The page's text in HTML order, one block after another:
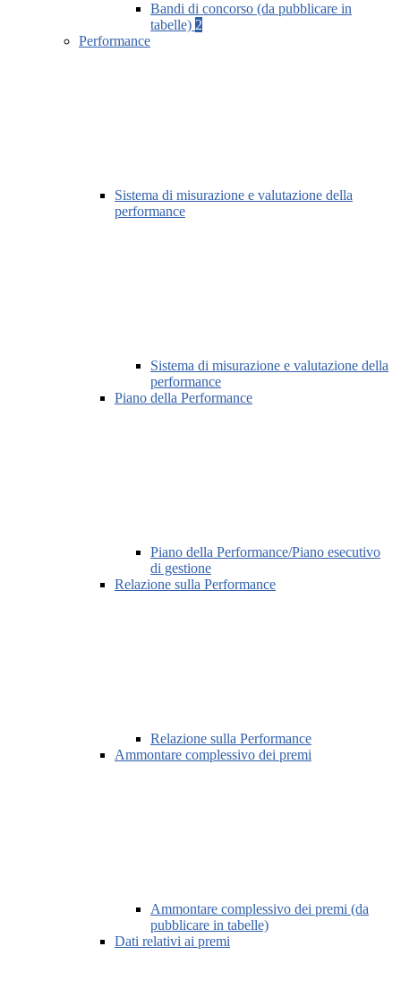
Bandi di concorso (da pubblicare in
tabelle) 2
Performance
Sistema di misurazione e valutazione della
performance
Sistema di misurazione e valutazione della
performance
Piano della Performance
Piano della Performance/Piano esecutivo
di gestione
Relazione sulla Performance
Relazione sulla Performance
Ammontare complessivo dei premi
Ammontare complessivo dei premi (da
pubblicare in tabelle)
Dati relativi ai premi